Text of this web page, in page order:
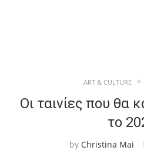
ART & CULTURE
Οι ταινίες που θα
το
by Christina Mai